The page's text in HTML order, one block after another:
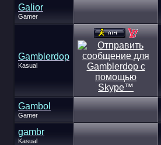
Galior
Gamer
Gamblerdop
Kasual
Gambol
Gamer
gambr
Kasual